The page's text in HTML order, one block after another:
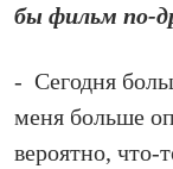
бы фильм
- Се­го­дня
меня больше
вероятно,